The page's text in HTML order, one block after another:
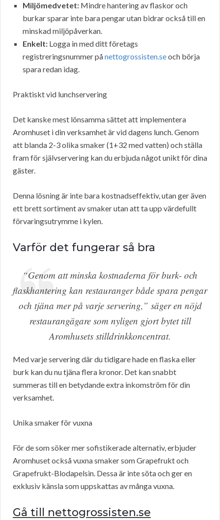
Miljömedvetet: Mindre hantering av flaskor och
burkar sparar inte bara pengar utan bidrar också till en
minskad miljöpåverkan.
Enkelt: Logga in med ditt företags
registreringsnummer pånettogrossisten.seoch börja
spara redan idag.
Praktiskt vid lunchservering
Det kanske mest lönsamma sättet att implementera
Aromhuset i din verksamhet är vid dagens lunch. Genom
att blanda 2-3 olika smaker (1+32 med vatten) och ställa
fram för självservering kan du erbjuda något unikt för dina
gäster.
Denna lösning är inte bara kostnadseffektiv, utan ger även
ett brett sortiment av smaker utan att ta upp värdefullt
förvaringsutrymme i kylen.
Varför det fungerar så bra
“Genom att minska kostnaderna för burk- och
flaskhantering kan restauranger både spara pengar
och tjäna mer på varje servering,” säger en nöjd
restaurangägare som nyligen gjort bytet till
Aromhusets stilldrinkkoncentrat.
Med varje servering där du tidigare hade en flaska eller
burk kan du nu tjäna flera kronor. Det kan snabbt
summeras till en betydande extra inkomström för din
verksamhet.
Unika smaker för vuxna
För de som söker mer sofistikerade alternativ, erbjuder
Aromhuset också vuxna smaker som Grapefrukt och
Grapefrukt-Blodapelsin. Dessa är inte söta och ger en
exklusiv känsla som uppskattas av många vuxna.
Gå till nettogrossisten.se